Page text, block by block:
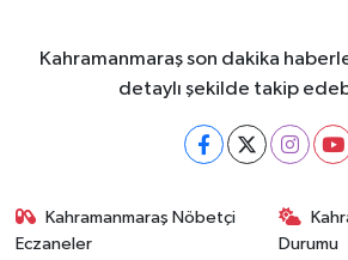
Kahramanmaraş son dakika
detaylı şekilde takip
Kahramanmaraş Nöbetçi
Eczaneler
Durumu